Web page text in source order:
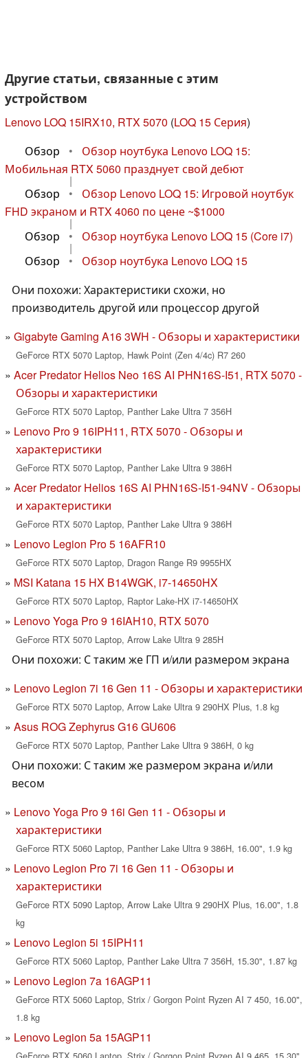
Другие статьи, связанные с этим
устройством
Lenovo LOQ 15IRX10, RTX 5070 (LOQ 15 Серия)
Обзор
•
Обзор ноутбука Lenovo LOQ 15:
Мобильная RTX 5060 празднует свой дебют
|
Обзор
•
Обзор Lenovo LOQ 15: Игровой ноутбук
FHD экраном и RTX 4060 по цене ~$1000
|
Обзор
• Обзор ноутбука Lenovo LOQ 15 (Core i7)
|
Обзор
•
Обзор ноутбука Lenovo LOQ 15
Они похожи: Характеристики схожи, но
производитель другой или процессор другой
Gigabyte Gaming A16 3WH - Обзоры и характеристики
GeForce RTX 5070 Laptop, Hawk Point (Zen 4/4c) R7 260
Acer Predator Helios Neo 16S AI PHN16S-I51, RTX 5070 -
Обзоры и характеристики
GeForce RTX 5070 Laptop, Panther Lake Ultra 7 356H
Lenovo Pro 9 16IPH11, RTX 5070 - Обзоры и
характеристики
GeForce RTX 5070 Laptop, Panther Lake Ultra 9 386H
Acer Predator Helios 16S AI PHN16S-I51-94NV - Обзоры
и характеристики
GeForce RTX 5070 Laptop, Panther Lake Ultra 9 386H
Lenovo Legion Pro 5 16AFR10
GeForce RTX 5070 Laptop, Dragon Range R9 9955HX
MSI Katana 15 HX B14WGK, i7-14650HX
GeForce RTX 5070 Laptop, Raptor Lake-HX i7-14650HX
Lenovo Yoga Pro 9 16IAH10, RTX 5070
GeForce RTX 5070 Laptop, Arrow Lake Ultra 9 285H
Они похожи: С таким же ГП и/или размером экрана
Lenovo Legion 7i 16 Gen 11 - Обзоры и характеристики
GeForce RTX 5070 Laptop, Arrow Lake Ultra 9 290HX Plus, 1.8 kg
Asus ROG Zephyrus G16 GU606
GeForce RTX 5070 Laptop, Panther Lake Ultra 9 386H, 0 kg
Они похожи: С таким же размером экрана и/или
весом
Lenovo Yoga Pro 9 16i Gen 11 - Обзоры и
характеристики
GeForce RTX 5060 Laptop, Panther Lake Ultra 9 386H, 16.00", 1.9 kg
Lenovo Legion Pro 7i 16 Gen 11 - Обзоры и
характеристики
GeForce RTX 5090 Laptop, Arrow Lake Ultra 9 290HX Plus, 16.00", 1.8
kg
Lenovo Legion 5i 15IPH11
GeForce RTX 5060 Laptop, Panther Lake Ultra 7 356H, 15.30", 1.87 kg
Lenovo Legion 7a 16AGP11
GeForce RTX 5060 Laptop, Strix / Gorgon Point Ryzen AI 7 450, 16.00",
1.8 kg
Lenovo Legion 5a 15AGP11